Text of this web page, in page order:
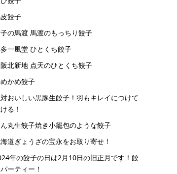
餃子
の馬渡 馬渡のもっちり餃子
一風堂 ひとくち餃子
北新地 点天のひとくち餃子
かめ餃子
おいしい黒豚生餃子！羽もキレイにつけて
る！
丸生餃子焼き小籠包のような餃子
道ぎょうざの宝永をお取り寄せ！
年の餃子の日は2月10日の旧正月です！餃
ーティー！